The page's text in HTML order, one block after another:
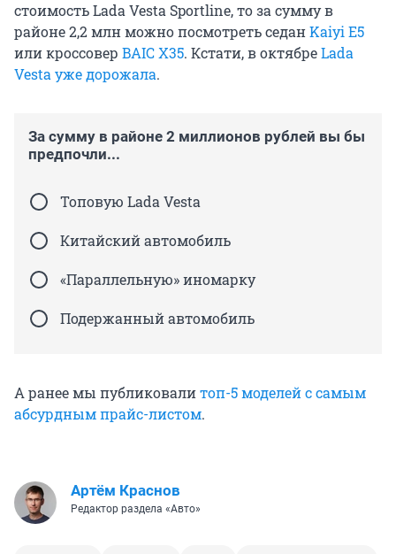
стоимость Lada Vesta Sportline, то за сумму в
районе 2,2 млн можно посмотреть седанKaiyi E5
или кроссовер BAIC X35. Кстати, в октябреLada
Vesta уже дорожала.
За сумму в районе 2 миллионов рублей вы бы
предпочли...
Топовую Lada Vesta
Китайский автомобиль
«Параллельную» иномарку
Подержанный автомобиль
А ранее мы публиковалитоп-5 моделей с самым
абсурдным прайс-листом.
Артём Краснов
Редактор раздела «Авто»